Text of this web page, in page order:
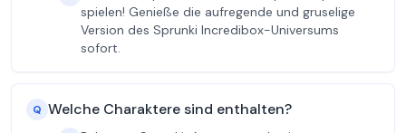
spielen! Genieße die aufregende und gruselige
Version des Sprunki Incredibox-Universums
sofort.
Q Welche Charaktere sind enthalten?